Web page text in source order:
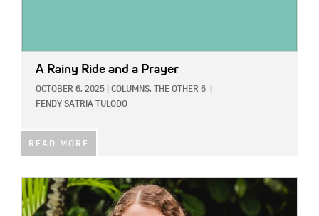
A Rainy Ride and a Prayer
OCTOBER 6, 2025 COLUMNS, THE OTHER 6
FENDY SATRIA TULODO
READ MORE
IMAGE: